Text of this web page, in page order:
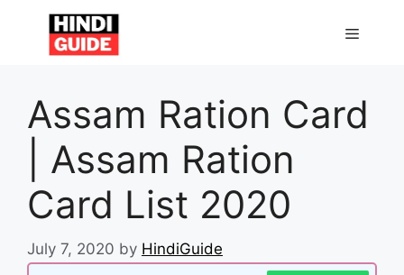
content
MENU
Assam Ration Card
| Assam Ration
Card List 2020
July 7, 2020 by HindiGuide